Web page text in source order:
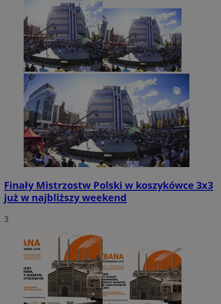
Finały Mistrzostw Polski w koszykówce 3x3
już w najbliższy weekend
3